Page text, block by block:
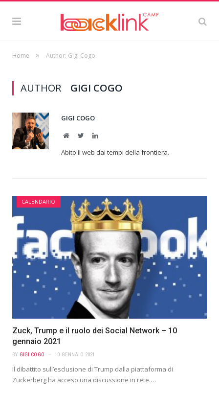
Home » Author: Gigi Cogo
AUTHOR GIGI COGO
GIGI COGO
WebsiteTwitterLinkedIn
Abito il web dai tempi della frontiera.
CALENDARIO
Zuck, Trump e il ruolo dei Social Network – 10
gennaio 2021
BY GIGI COGO 10 GENNAIO 2021
Il dibattito sull’esclusione di Trump dalla piattaforma di
Zuckerberg ha acceso una discussione in rete.…